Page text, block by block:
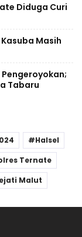
Diduga Curi
Masih
Pengeroyokan;
Tabaru
Halsel
Ternate
Malut